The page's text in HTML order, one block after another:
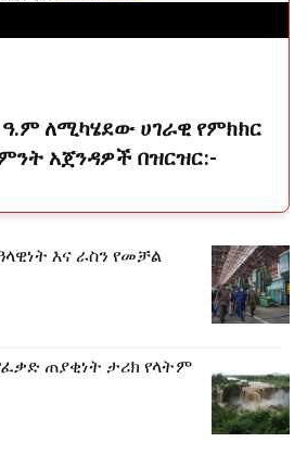
እና ራስን የመቻል
ጠያቂነት ታሪክ የላትም
ለሚካሄደው ሀገራዊ የምክክር
አጀንዳዎች በዝርዝር:-